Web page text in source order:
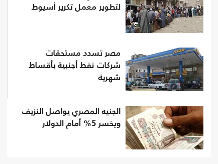
لتطوير معمل تكرير أسيوط
مصر تسدد مستحقات
شركات نفط أجنبية بأقساط
شهرية
الجنيه المصري يواصل النزيف
ويخسر 5% أمام الدولار